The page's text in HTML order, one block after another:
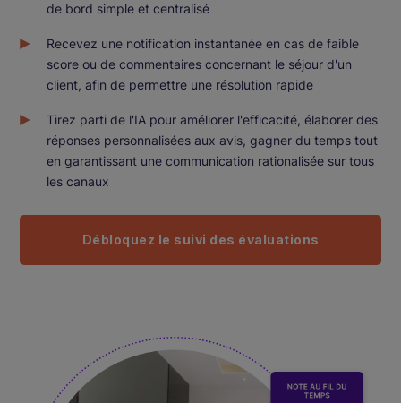
de bord simple et centralisé
Recevez une notification instantanée en cas de faible
score ou de commentaires concernant le séjour d'un
client, afin de permettre une résolution rapide
Tirez parti de l'IA pour améliorer l'efficacité, élaborer des
réponses personnalisées aux avis, gagner du temps tout
en garantissant une communication rationalisée sur tous
les canaux
Débloquez le suivi des évaluations